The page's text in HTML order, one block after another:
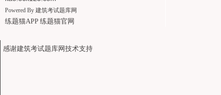
Powered By 建筑考试题库网
练题猫APP 练题猫官网
感谢建筑考试题库网技术支持